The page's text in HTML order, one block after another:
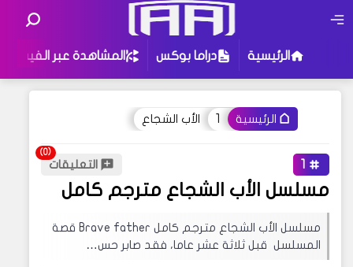
الرئيسية دراما بوكس المشاهدة عبر الفيس
أو جرب إستخدام هذه الكلمات للبحث
ثقتي بك تستحق العناء
حظًا سعيدًا في عام التنين
قد يهمك البحث عن عبارات معينة في مدونتنا ،
الرئيسية 1 الأب الشجاع
1 التعليقات
مسلسل الأب الشجاع مترجم كامل
مسلسل الأب الشجاع مترجم كامل Brave father قصة
المسلسل قبل ثلاثة عشر عاما، فقد صابر حس…